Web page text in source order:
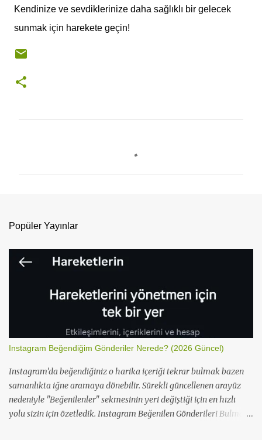
Kendinize ve sevdiklerinize daha sağlıklı bir gelecek
sunmak için harekete geçin!
r
Popüler Yayınlar
Instagram Beğendiğim Gönderiler Nerede? (2026 Güncel)
Instagram’da beğendiğiniz o harika içeriği tekrar bulmak bazen
samanlıkta iğne aramaya dönebilir. Sürekli güncellenen arayüz
nedeniyle "Beğenilenler" sekmesinin yeri değiştiği için en hızlı
yolu sizin için özetledik. Instagram Beğenilen Gönderileri Bulma